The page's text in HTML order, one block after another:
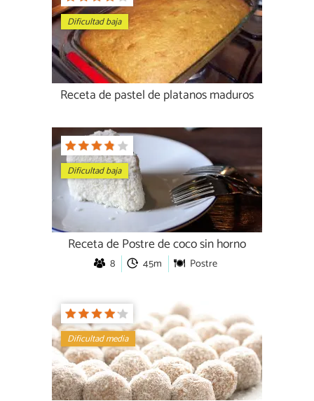
Dificultad baja
Receta de pastel de platanos maduros
Dificultad baja
Receta de Postre de coco sin horno
8 45m Postre
Dificultad media